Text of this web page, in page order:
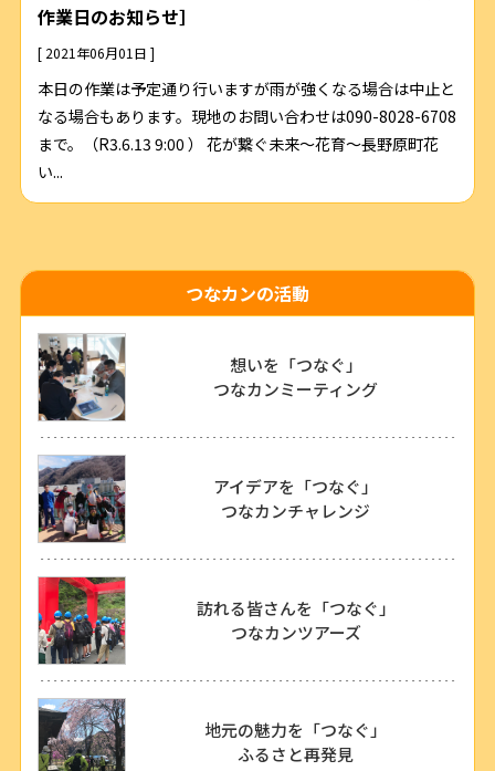
作業日のお知らせ］
[ 2021年06月01日 ]
本日の作業は予定通り行いますが雨が強くなる場合は中止と
なる場合もあります。現地のお問い合わせは090-8028-6708
まで。（R3.6.13 9:00 ） 花が繋ぐ未来～花育～長野原町花
い...
つなカンの活動
想いを「つなぐ」
つなカンミーティング
アイデアを「つなぐ」
つなカンチャレンジ
訪れる皆さんを「つなぐ」
つなカンツアーズ
地元の魅力を「つなぐ」
ふるさと再発見